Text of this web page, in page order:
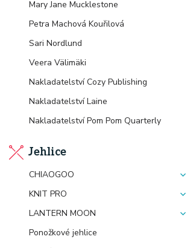
Mary Jane Mucklestone
Petra Machová Kouřilová
Sari Nordlund
Veera Välimäki
Nakladatelství Cozy Publishing
Nakladatelství Laine
Nakladatelství Pom Pom Quarterly
Jehlice
CHIAOGOO
KNIT PRO
LANTERN MOON
Ponožkové jehlice